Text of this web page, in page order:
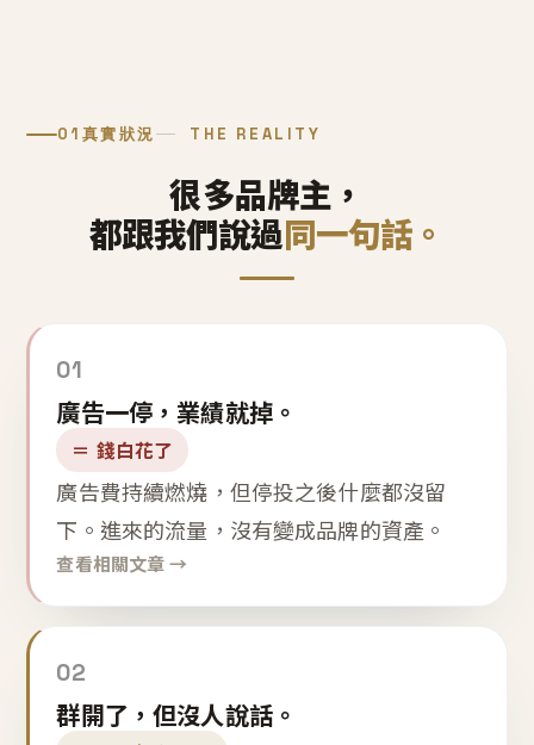
01 真實狀況 THE REALITY
很多品牌主，
都跟我們說過同一句話。
01
廣告一停，業績就掉。
＝ 錢白花了
廣告費持續燃燒，但停投之後什麼都沒留
下。進來的流量，沒有變成品牌的資產。
查看相關文章 →
02
群開了，但沒人說話。